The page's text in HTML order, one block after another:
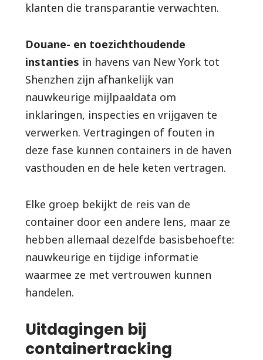
klanten die transparantie verwachten.
Douane- en toezichthoudende
instanties in havens van New York tot
Shenzhen zijn afhankelijk van
nauwkeurige mijlpaaldata om
inklaringen, inspecties en vrijgaven te
verwerken. Vertragingen of fouten in
deze fase kunnen containers in de haven
vasthouden en de hele keten vertragen.
Elke groep bekijkt de reis van de
container door een andere lens, maar ze
hebben allemaal dezelfde basisbehoefte:
nauwkeurige en tijdige informatie
waarmee ze met vertrouwen kunnen
handelen.
Uitdagingen bij
containertracking